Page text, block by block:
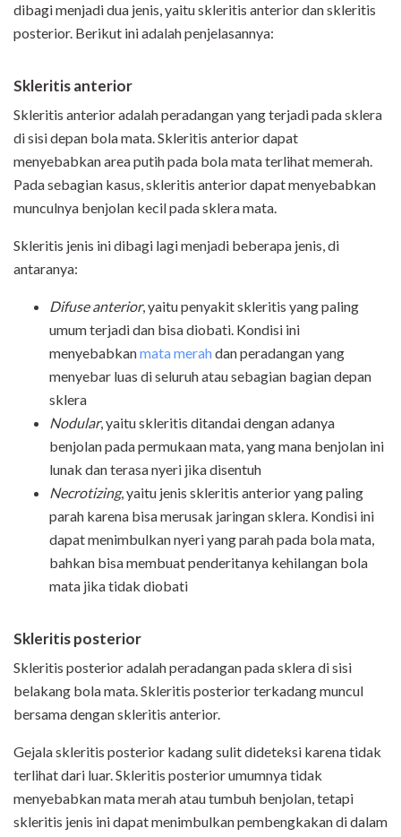
dibagi menjadi dua jenis, yaitu skleritis anterior dan skleritis
posterior. Berikut ini adalah penjelasannya:
Skleritis anterior
Skleritis anterior adalah peradangan yang terjadi pada sklera
di sisi depan bola mata. Skleritis anterior dapat
menyebabkan area putih pada bola mata terlihat memerah.
Pada sebagian kasus, skleritis anterior dapat menyebabkan
munculnya benjolan kecil pada sklera mata.
Skleritis jenis ini dibagi lagi menjadi beberapa jenis, di
antaranya:
Difuse anterior, yaitu penyakit skleritis yang paling
umum terjadi dan bisa diobati. Kondisi ini
menyebabkanmata merahdan peradangan yang
menyebar luas di seluruh atau sebagian bagian depan
sklera
Nodular, yaitu skleritis ditandai dengan adanya
benjolan pada permukaan mata, yang mana benjolan ini
lunak dan terasa nyeri jika disentuh
Necrotizing, yaitu jenis skleritis anterior yang paling
parah karena bisa merusak jaringan sklera. Kondisi ini
dapat menimbulkan nyeri yang parah pada bola mata,
bahkan bisa membuat penderitanya kehilangan bola
mata jika tidak diobati
Skleritis posterior
Skleritis posterior adalah peradangan pada sklera di sisi
belakang bola mata. Skleritis posterior terkadang muncul
bersama dengan skleritis anterior.
Gejala skleritis posterior kadang sulit dideteksi karena tidak
terlihat dari luar. Skleritis posterior umumnya tidak
menyebabkan mata merah atau tumbuh benjolan, tetapi
skleritis jenis ini dapat menimbulkan pembengkakan di dalam